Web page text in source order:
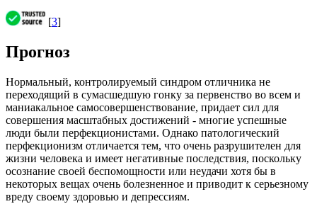
[3]
Прогноз
Нормальный, контролируемый синдром отличника не
переходящий в сумасшедшую гонку за первенство во всем и
маниакальное самосовершенствование, придает сил для
совершения масштабных достижений - многие успешные
люди были перфекционистами. Однако патологический
перфекционизм отличается тем, что очень разрушителен для
жизни человека и имеет негативные последствия, поскольку
осознание своей беспомощности или неудачи хотя бы в
некоторых вещах очень болезненное и приводит к серьезному
вреду своему здоровью и депрессиям.